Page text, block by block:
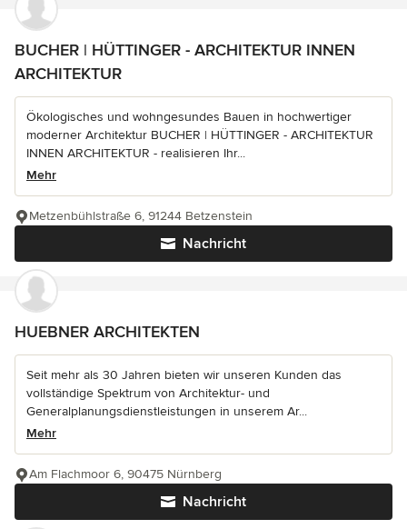
BUCHER | HÜTTINGER - ARCHITEKTUR INNEN
ARCHITEKTUR
Ökologisches und wohngesundes Bauen in hochwertiger
moderner Architektur BUCHER | HÜTTINGER - ARCHITEKTUR
INNEN ARCHITEKTUR - realisieren Ihr...
Mehr
Nachricht
Metzenbühlstraße 6, 91244 Betzenstein
HUEBNER ARCHITEKTEN
Seit mehr als 30 Jahren bieten wir unseren Kunden das
vollständige Spektrum von Architektur- und
Generalplanungsdienstleistungen in unserem Ar...
Mehr
Nachricht
Am Flachmoor 6, 90475 Nürnberg